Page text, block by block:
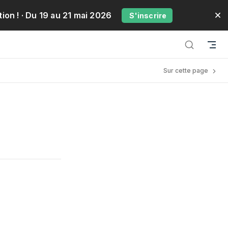
! · Du 19 au 21 mai 2026 S'inscrire
Sur cette page